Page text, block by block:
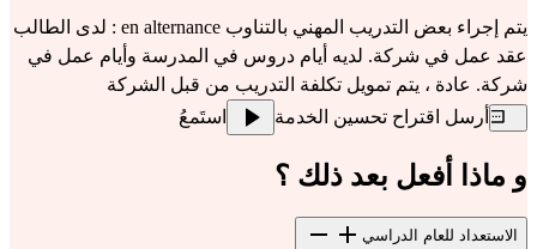
يتم إجراء بعض التدريب المهني بالتناوب en alternance : لدى الطالب
عقد عمل في شركة. لديه أيام دروس في المدرسة وأيام عمل في
شركة. عادة ، يتم تمويل تكلفة التدريب من قبل الشركة
أرسل اقتراح تحسين الخدمة
استَمعُ
و ماذا أفعل بعد ذلك ؟
الاستعداد للعام الدراسي